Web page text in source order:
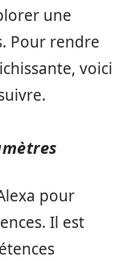
une
Pour rendre
voici
pour
Il est